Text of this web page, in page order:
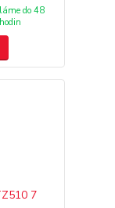
do 48
hodin